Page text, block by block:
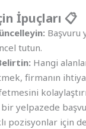
İpuçları 📋
Başvuru
tutun.
Hangi
firmanın
yelpazede
pozisyonlar için